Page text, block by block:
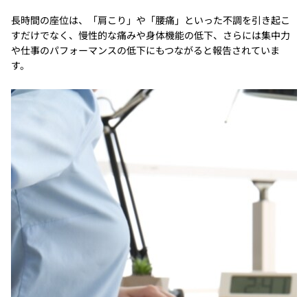
長時間の座位は、「肩こり」や「腰痛」といった不調を引き起こ
すだけでなく、慢性的な痛みや身体機能の低下、さらには集中力
や仕事のパフォーマンスの低下にもつながると報告されていま
す。